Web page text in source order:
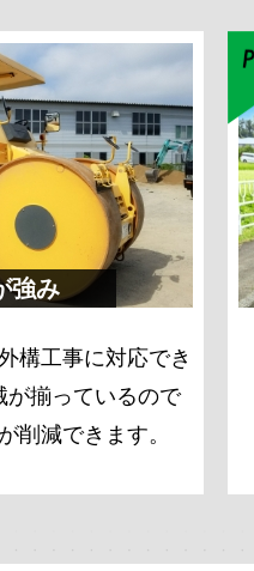
強み
構工事に対応でき
が揃っているので
削減できます。